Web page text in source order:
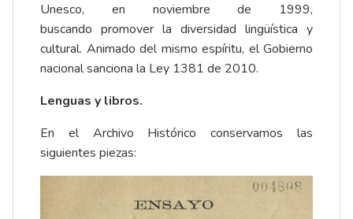
Unesco, en noviembre de 1999,
buscando promover la diversidad lingüística y
cultural. Animado del mismo espíritu, el Gobierno
nacional sanciona la Ley 1381 de 2010.
Lenguas y libros.
En el Archivo Histórico conservamos las
siguientes piezas: